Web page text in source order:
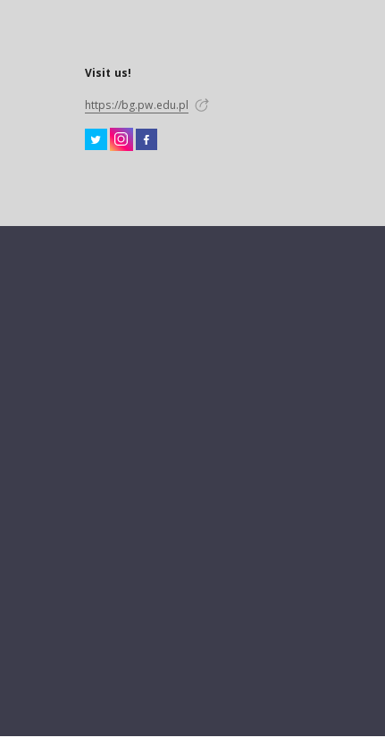
Visit us!
https://bg.pw.edu.pl